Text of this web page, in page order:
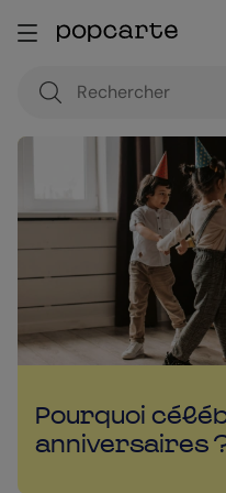
Pourquoi
anniversaires